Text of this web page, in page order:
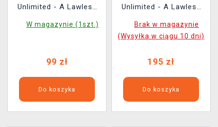
Unlimited - A Lawless
(Jabba the Hutt)
W magazynie (1szt.)
99 zł
Do koszyka
Unlimited - A Lawless
(Jabba the Hutt) +
Spotlight Deck (Leia
Brak w magazynie
(Wysyłka w ciągu 10 dni)
195 zł
Do koszyka